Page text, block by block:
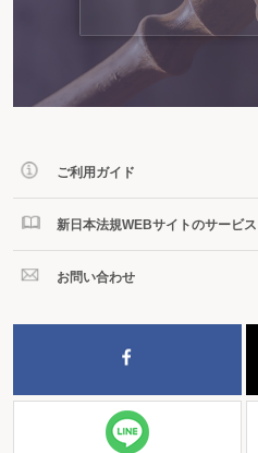
ご利用ガイド
新日本法規WEBサイトのサービス
お問い合わせ